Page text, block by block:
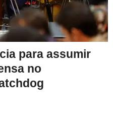
para assumir
no